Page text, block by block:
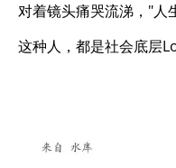
对着镜头痛哭流涕，"人
这种人，都是社会底层